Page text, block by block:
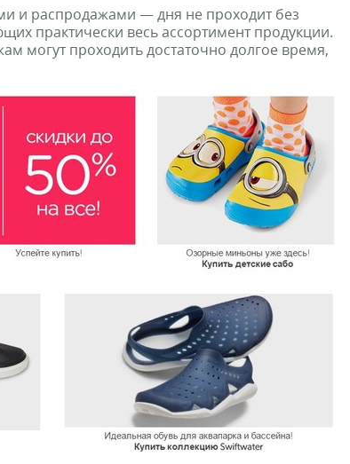
и распродажами — дня не проходит без
практически весь ассортимент продукции.
могут проходить достаточно долгое время,